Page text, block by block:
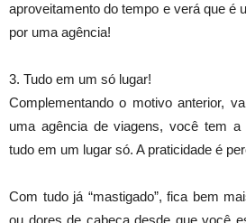
aproveitamento do tempo e verá que é
por uma agência!
3. Tudo em um só lugar!
Complementando o motivo anterior,
uma agência de viagens, você tem a
tudo em um lugar só. A praticidade é
Com tudo já “mastigado”, fica bem
ou dores de cabeça desde que você